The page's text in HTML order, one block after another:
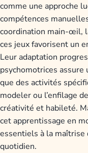
comme une approche
compétences
coordination main-œil,
ces jeux favorisent un
Leur adaptation
psychomotrices
que des activités
modeler ou l’enfilage
créativité et habileté.
cet apprentissage en
essentiels à la maîtrise
quotidien.